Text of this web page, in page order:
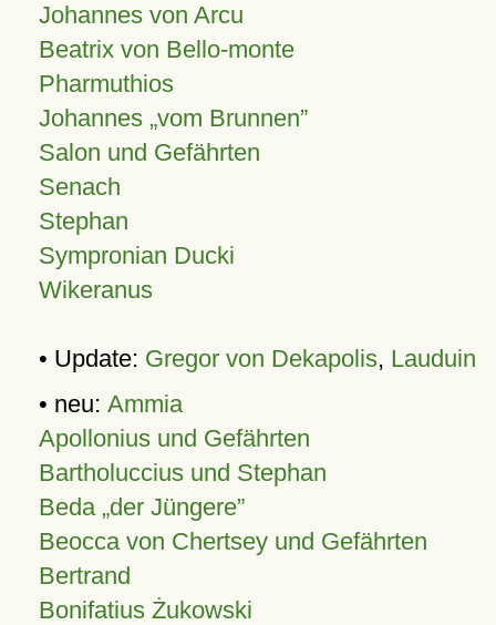
Johannes von Arcu
Beatrix von Bello-monte
Pharmuthios
Johannes vom Brunnen
Salon und Gefährten
Senach
Stephan
Sympronian Ducki
Wikeranus
• Update: Gregor von Dekapolis, Lauduin
• neu: Ammia
Apollonius und Gefährten
Bartholuccius und Stephan
Beda „der Jüngere”
Beocca von Chertsey und Gefährten
Bertrand
Bonifatius Żukowski